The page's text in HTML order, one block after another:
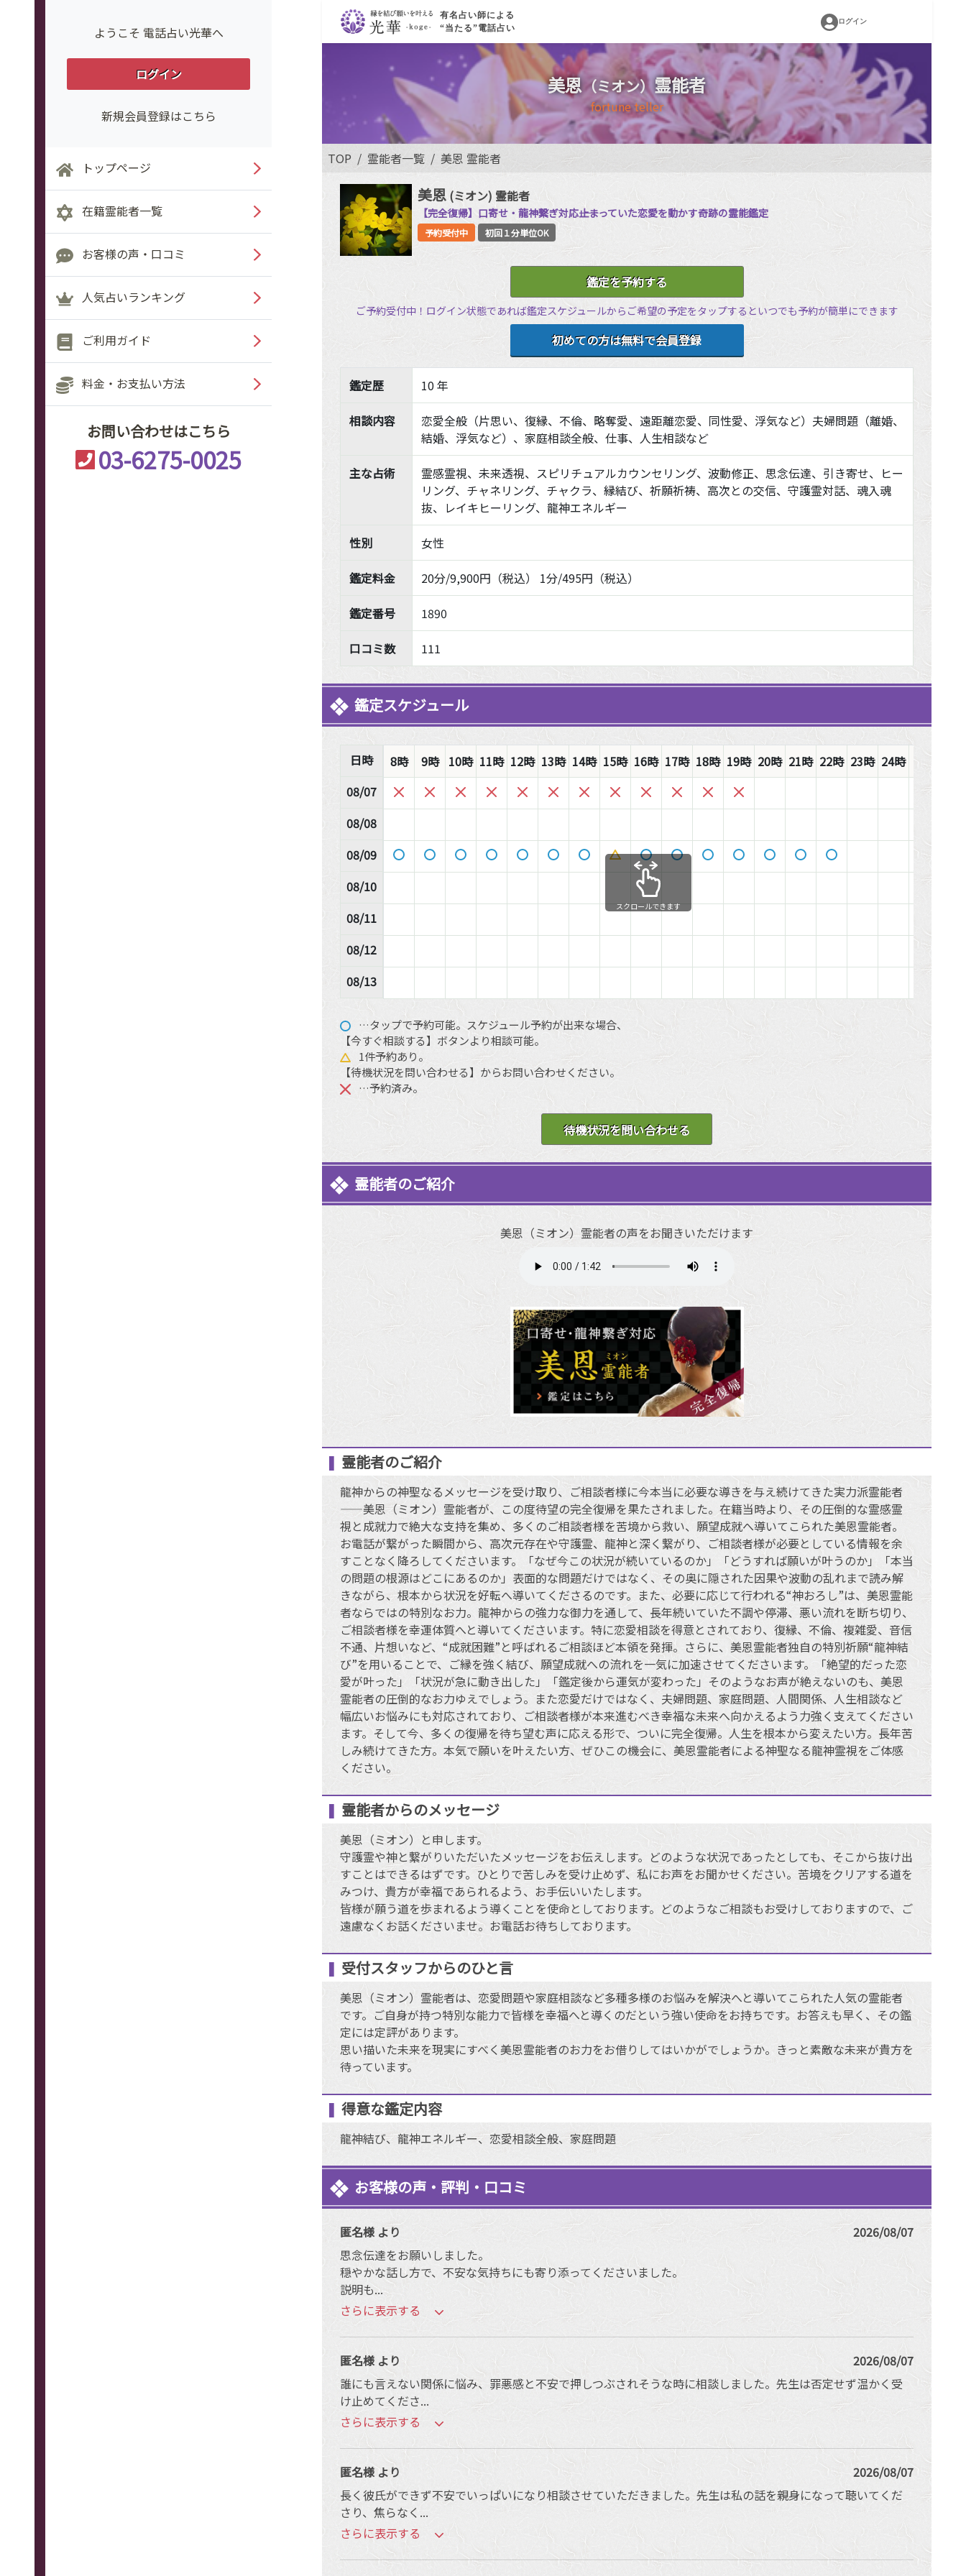
ようこそ 電話占い光華へ
ログイン
新規会員登録はこちら
トップページ
在籍霊能者一覧
お客様の声・口コミ
人気占いランキング
ご利用ガイド
料金・お支払い方法
お問い合わせはこちら
03-6275-0025
有名占い師による
“当たる”電話占い
ログイン
美恩（ミオン）霊能者
fortune teller
TOP 霊能者一覧 美恩 霊能者
美恩 (ミオン) 霊能者
【完全復帰】口寄せ・龍神繋ぎ対応――止まっていた恋愛を動かす奇跡の霊能鑑定
予約受付中 初回１分単位OK
鑑定を予約する
ご予約受付中！ログイン状態であれば鑑定スケジュールからご希望の予定をタップするといつでも予約が簡単にできます
初めての方は無料で会員登録
鑑定歴 10 年
相談内容
恋愛全般（片思い、復縁、不倫、略奪愛、遠距離恋愛、同性愛、浮気など）夫婦問題（離婚、
結婚、浮気など）、家庭相談全般、仕事、人生相談など
主な占術
霊感霊視、未来透視、スピリチュアルカウンセリング、波動修正、思念伝達、引き寄せ、ヒー
リング、チャネリング、チャクラ、縁結び、祈願祈祷、高次との交信、守護霊対話、魂入魂
抜、レイキヒーリング、龍神エネルギー
性別 女性
鑑定料金 20分/9,900円（税込） 1分/495円（税込）
鑑定番号 1890
口コミ数 111
鑑定スケジュール
日時
08/07
08/08
08/09
08/10
08/11
08/12
08/13
8時 9時 10時 11時 12時 13時 14時 15時 16時 17時 18時 19時 20時 21時 22時 23時 24時
スクロールできます
…タップで予約可能。スケジュール予約が出来な場合、
【今すぐ相談する】ボタンより相談可能。
1件予約あり。
【待機状況を問い合わせる】からお問い合わせください。
…予約済み。
待機状況を問い合わせる
霊能者のご紹介
美恩（ミオン）霊能者の声をお聞きいただけます
霊能者のご紹介
龍神からの神聖なるメッセージを受け取り、ご相談者様に今本当に必要な導きを与え続けてきた実力派霊能者
――美恩（ミオン）霊能者が、この度待望の完全復帰を果たされました。在籍当時より、その圧倒的な霊感霊
視と成就力で絶大な支持を集め、多くのご相談者様を苦境から救い、願望成就へ導いてこられた美恩霊能者。
お電話が繋がった瞬間から、高次元存在や守護霊、龍神と深く繋がり、ご相談者様が必要としている情報を余
すことなく降ろしてくださいます。「なぜ今この状況が続いているのか」「どうすれば願いが叶うのか」「本当
の問題の根源はどこにあるのか」表面的な問題だけではなく、その奥に隠された因果や波動の乱れまで読み解
きながら、根本から状況を好転へ導いてくださるのです。また、必要に応じて行われる“神おろし”は、美恩霊能
者ならではの特別なお力。龍神からの強力な御力を通して、長年続いていた不調や停滞、悪い流れを断ち切り、
ご相談者様を幸運体質へと導いてくださいます。特に恋愛相談を得意とされており、復縁、不倫、複雑愛、音信
不通、片想いなど、“成就困難”と呼ばれるご相談ほど本領を発揮。さらに、美恩霊能者独自の特別祈願“龍神結
び”を用いることで、ご縁を強く結び、願望成就への流れを一気に加速させてくださいます。「絶望的だった恋
愛が叶った」「状況が急に動き出した」「鑑定後から運気が変わった」そのようなお声が絶えないのも、美恩
霊能者の圧倒的なお力ゆえでしょう。また恋愛だけではなく、夫婦問題、家庭問題、人間関係、人生相談など
幅広いお悩みにも対応されており、ご相談者様が本来進むべき幸福な未来へ向かえるよう力強く支えてください
ます。そして今、多くの復帰を待ち望む声に応える形で、ついに完全復帰。人生を根本から変えたい方。長年苦
しみ続けてきた方。本気で願いを叶えたい方、ぜひこの機会に、美恩霊能者による神聖なる龍神霊視をご体感
ください。
霊能者からのメッセージ
美恩（ミオン）と申します。
守護霊や神と繋がりいただいたメッセージをお伝えします。どのような状況であったとしても、そこから抜け出
すことはできるはずです。ひとりで苦しみを受け止めず、私にお声をお聞かせください。苦境をクリアする道を
みつけ、貴方が幸福であられるよう、お手伝いいたします。
皆様が願う道を歩まれるよう導くことを使命としております。どのようなご相談もお受けしておりますので、ご
遠慮なくお話くださいませ。お電話お待ちしております。
受付スタッフからのひと言
美恩（ミオン）霊能者は、恋愛問題や家庭相談など多種多様のお悩みを解決へと導いてこられた人気の霊能者
です。ご自身が持つ特別な能力で皆様を幸福へと導くのだという強い使命をお持ちです。お答えも早く、その鑑
定には定評があります。
思い描いた未来を現実にすべく美恩霊能者のお力をお借りしてはいかがでしょうか。きっと素敵な未来が貴方を
待っています。
得意な鑑定内容
龍神結び、龍神エネルギー、恋愛相談全般、家庭問題
お客様の声・評判・口コミ
匿名様 より
2026/08/07
思念伝達をお願いしました。
穏やかな話し方で、不安な気持ちにも寄り添ってくださいました。
説明も...
さらに表示する
匿名様 より
2026/08/07
誰にも言えない関係に悩み、罪悪感と不安で押しつぶされそうな時に相談しました。先生は否定せず温かく受
け止めてくださ...
さらに表示する
匿名様 より
2026/08/07
長く彼氏ができず不安でいっぱいになり相談させていただきました。先生は私の話を親身になって聴いてくだ
さり、焦らなく ...
さらに表示する